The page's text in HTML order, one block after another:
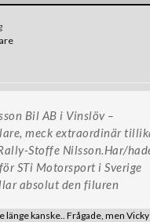
Bil AB i Vinslöv –
meck extraordinär
Stoffe Nilsson.Har/
STi Motorsport i Sverige
absolut den filuren
länge kanske.. Frågade, men